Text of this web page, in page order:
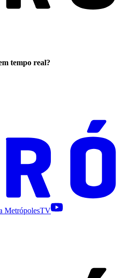
tempo real?
MetrópolesTV